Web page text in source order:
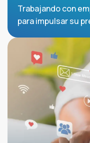
Trabajando con
para impulsar su